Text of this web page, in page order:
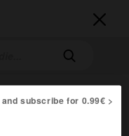


subscribe for 0.99€ >